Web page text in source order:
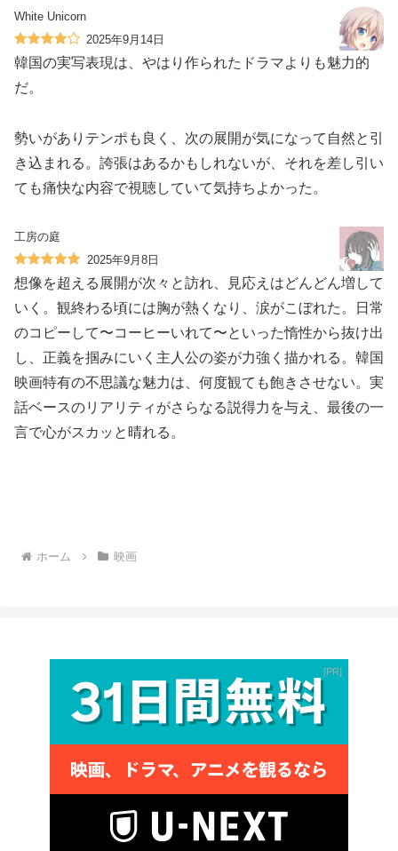
White Unicorn
2025年9月14日
韓国の実写表現は、やはり作られたドラマよりも魅力的
だ。
勢いがありテンポも良く、次の展開が気になって自然と引
き込まれる。誇張はあるかもしれないが、それを差し引い
ても痛快な内容で視聴していて気持ちよかった。
工房の庭
2025年9月8日
想像を超える展開が次々と訪れ、見応えはどんどん増して
いく。観終わる頃には胸が熱くなり、涙がこぼれた。日常
のコピーして〜コーヒーいれて〜といった惰性から抜け出
し、正義を掴みにいく主人公の姿が力強く描かれる。韓国
映画特有の不思議な魅力は、何度観ても飽きさせない。実
話ベースのリアリティがさらなる説得力を与え、最後の一
言で心がスカッと晴れる。
ホーム 映画
PR